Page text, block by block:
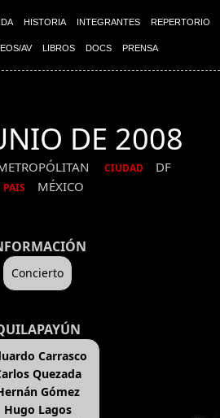
HISTORIA INTEGRANTES REPERTORIO
AV LIBROS DOCS PRENSA
DE 2008
CIUDAD DF
PAIS MÉXICO
Concierto
Carrasco
Quezada
Gómez
Hugo Lagos